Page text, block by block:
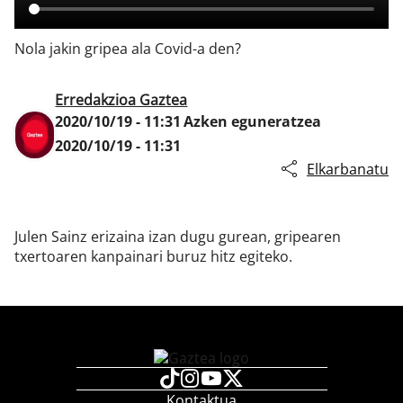
Nola jakin gripea ala Covid-a den?
Erredakzioa Gaztea
2020/10/19 - 11:31 Azken eguneratzea
2020/10/19 - 11:31
Elkarbanatu
Julen Sainz erizaina izan dugu gurean, gripearen
txertoaren kanpainari buruz hitz egiteko.